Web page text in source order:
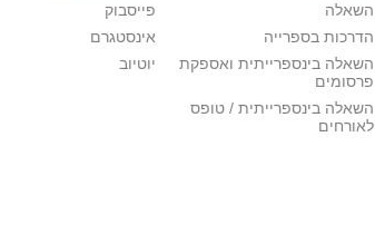
השאלה
הדרכות בספרייה
השאלה בינספרייתית ואספקת
פרסומים
השאלה בינספרייתית / טופס
לאורחים
פייסבוק
אינסטגרם
יוטיוב